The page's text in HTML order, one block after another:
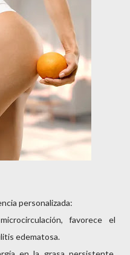
personalizada:
favorece el
edematosa.